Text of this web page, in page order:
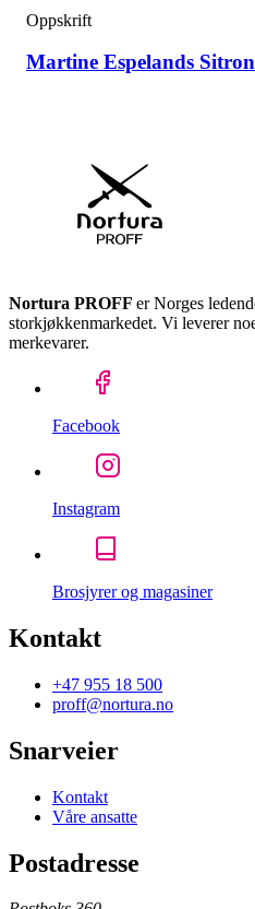
Oppskrift
Martine Espelands
Nortura PROFF er Norges
storkjøkkenmarkedet. Vi leverer
merkevarer.
Facebook
Instagram
Brosjyrer og magasiner
Kontakt
+47 955 18 500
proff@nortura.no
Snarveier
Kontakt
Våre ansatte
Postadresse